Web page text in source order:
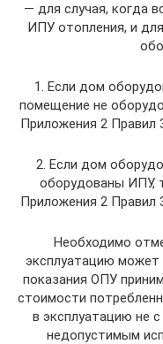
— для случая, когда
ИПУ отопления, и
1. Если дом
помещение не
Приложения 2 Правил
2. Если дом
оборудованы ИПУ,
Приложения 2 Правил
Необходимо
эксплуатацию может
показания ОПУ
стоимости
в эксплуатацию не
недопустимым